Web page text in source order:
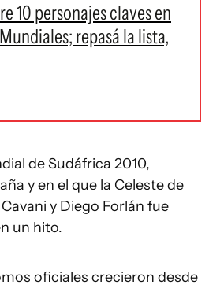
10 personajes claves en
repasá la lista,
de Sudáfrica 2010,
y en el que la Celeste de
y Diego Forlán fue
un hito.
oficiales crecieron desde